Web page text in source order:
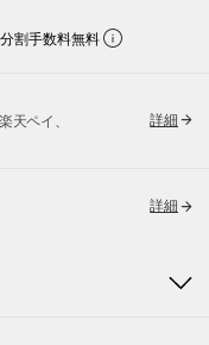
割手数料無料
天ペイ、
詳細
詳細